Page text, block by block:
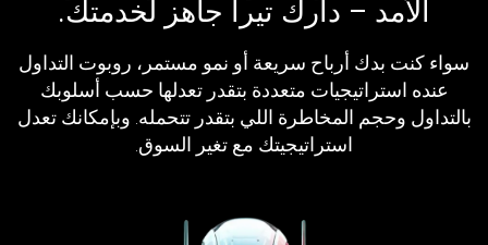
الأمد – دارك تيرا جاهز لخدمتك.
سواء كنت بدك أرباح سريعة أو نمو مستمر، روبوت التداول
عنده استراتيجيات متعددة بتقدر تعدلها حسب أسلوبك
بالتداول وحجم المخاطرة اللي بتقدر تتحمله. وبإمكانك تعدل
استراتيجيتك مع تغير السوق.